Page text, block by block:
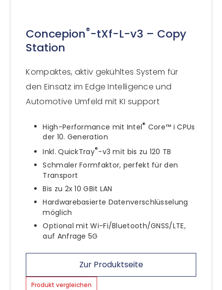
Concepion®-tXf-L-v3 – Copy
Station
Kompaktes, aktiv gekühltes System für
den Einsatz im Edge Intelligence und
Automotive Umfeld mit KI support
High-Performance mit Intel® Core™ i CPUs
der 10. Generation
Inkl. QuickTray®-v3 mit bis zu 120 TB
Schmaler Formfaktor, perfekt für den
Transport
Bis zu 2x 10 GBit LAN
Hardwarebasierte Datenverschlüsselung
möglich
Optional mit Wi-Fi/Bluetooth/GNSS/LTE,
auf Anfrage 5G
Zur Produktseite
Produkt vergleichen